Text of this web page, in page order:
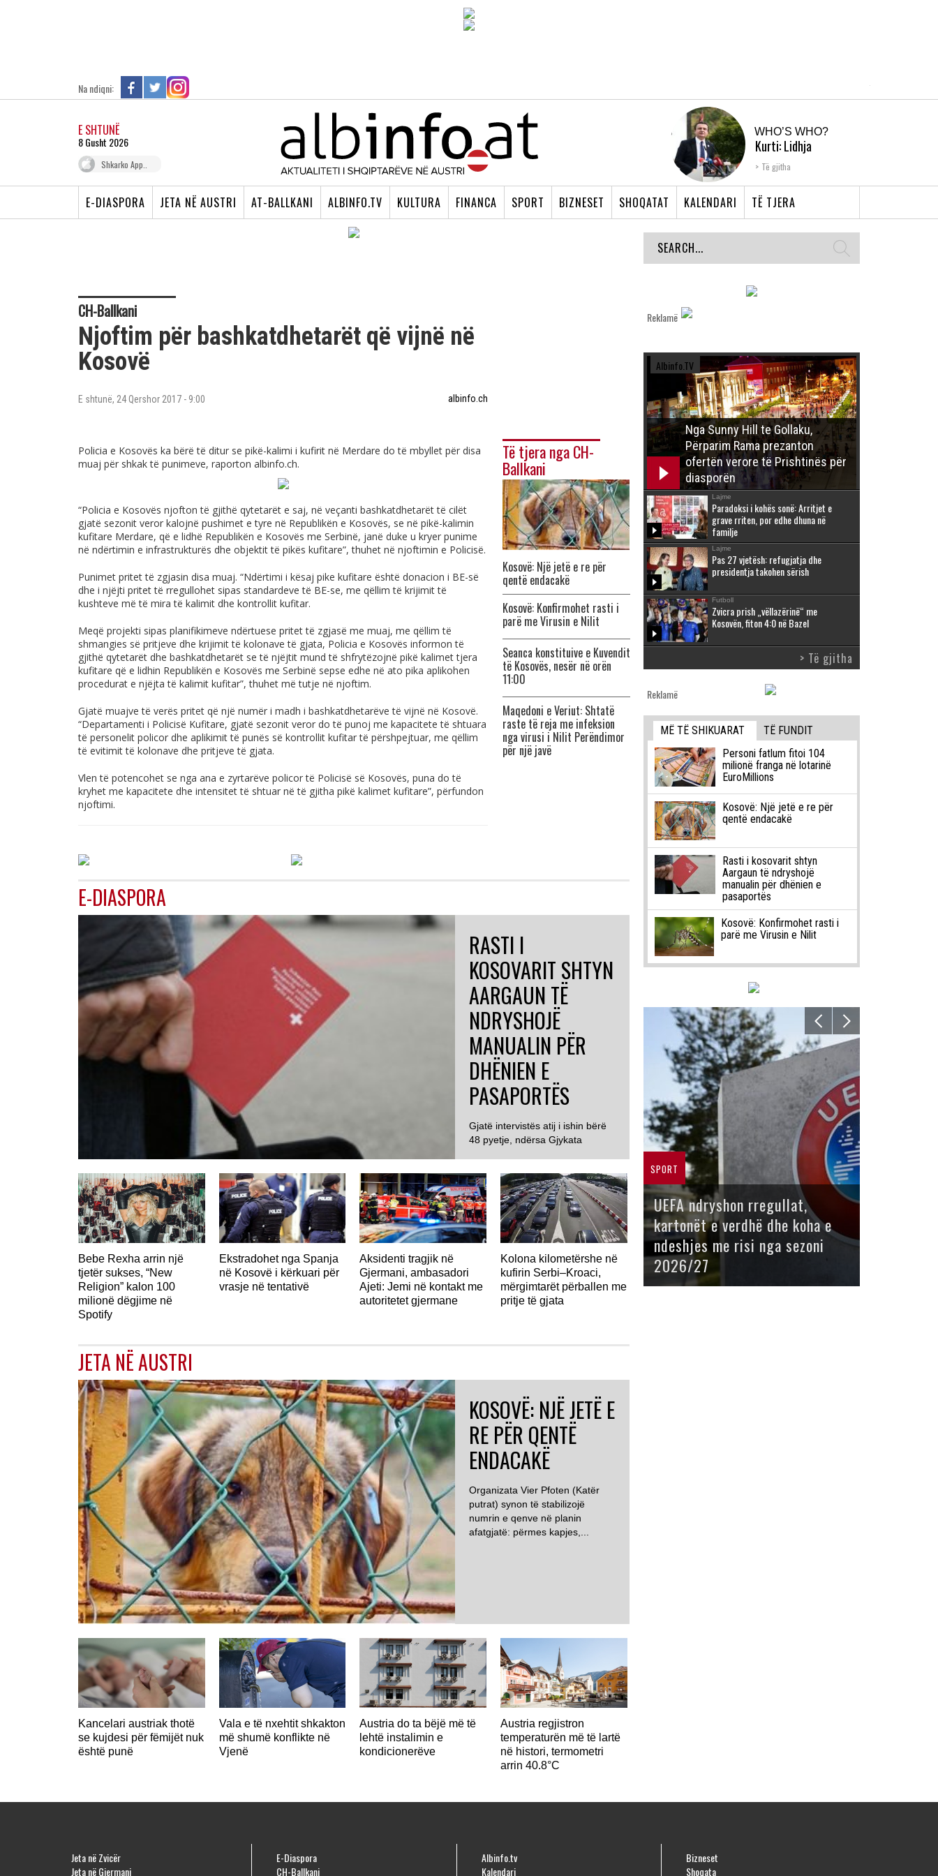
Na ndiqni:
E SHTUNË
8 Gusht 2026
Shkarko App..
WHO’S WHO?
Kurti: Lidhja
Shqiptare e Prizrenit,
Të gjitha
E-DIASPORA JETA NË AUSTRI AT-BALLKANI ALBINFO.TV KULTURA FINANCA SPORT BIZNESET SHOQATAT KALENDARI TË TJERA
CH-Ballkani
Njoftim për bashkatdhetarët që vijnë në
Kosovë
E shtunë, 24 Qershor 2017 - 9:00 albinfo.ch
Policia e Kosovës ka bërë të ditur se pikë-kalimi i kufirit në Merdare do të mbyllet për disa
muaj për shkak të punimeve, raporton albinfo.ch.
“Policia e Kosovës njofton të gjithë qytetarët e saj, në veçanti bashkatdhetarët të cilët
gjatë sezonit veror kalojnë pushimet e tyre në Republikën e Kosovës, se në pikë-kalimin
kufitare Merdare, që e lidhë Republikën e Kosovës me Serbinë, janë duke u kryer punime
në ndërtimin e infrastrukturës dhe objektit të pikës kufitare”, thuhet në njoftimin e Policisë.
Punimet pritet të zgjasin disa muaj. “Ndërtimi i kësaj pike kufitare është donacion i BE-së
dhe i njëjti pritet të rregullohet sipas standardeve të BE-se, me qëllim të krijimit të
kushteve më të mira të kalimit dhe kontrollit kufitar.
Meqë projekti sipas planifikimeve ndërtuese pritet të zgjasë me muaj, me qëllim të
shmangies së pritjeve dhe krijimit të kolonave të gjata, Policia e Kosovës informon të
gjithë qytetarët dhe bashkatdhetarët se të njëjtit mund të shfrytëzojnë pikë kalimet tjera
kufitare që e lidhin Republikën e Kosovës me Serbinë sepse edhe në ato pika aplikohen
procedurat e njëjta të kalimit kufitar”, thuhet më tutje në njoftim.
Gjatë muajve të verës pritet që një numër i madh i bashkatdhetarëve të vijnë në Kosovë.
“Departamenti i Policisë Kufitare, gjatë sezonit veror do të punoj me kapacitete të shtuara
të personelit policor dhe aplikimit të punës së kontrollit kufitar të përshpejtuar, me qëllim
të evitimit të kolonave dhe pritjeve të gjata.
Vlen të potencohet se nga ana e zyrtarëve policor të Policisë së Kosovës, puna do të
kryhet me kapacitete dhe intensitet të shtuar në të gjitha pikë kalimet kufitare”, përfundon
njoftimi.
Të tjera nga CH-
Ballkani
Kosovë: Një jetë e re për
qentë endacakë
Kosovë: Konfirmohet rasti i
parë me Virusin e Nilit
Seanca konstituive e Kuvendit
të Kosovës, nesër në orën
11:00
Maqedoni e Veriut: Shtatë
raste të reja me infeksion
nga virusi i Nilit Perëndimor
për një javë
E-DIASPORA
RASTI I
KOSOVARIT SHTYN
AARGAUN TË
NDRYSHOJË
MANUALIN PËR
DHËNIEN E
PASAPORTËS
Gjatë intervistës atij i ishin bërë
48 pyetje, ndërsa Gjykata
Bebe Rexha arrin një
tjetër sukses, “New
Religion” kalon 100
milionë dëgjime në
Spotify
Ekstradohet nga Spanja
në Kosovë i kërkuari për
vrasje në tentativë
Aksidenti tragjik në
Gjermani, ambasadori
Ajeti: Jemi në kontakt me
autoritetet gjermane
Kolona kilometërshe në
kufirin Serbi–Kroaci,
mërgimtarët përballen me
pritje të gjata
JETA NË AUSTRI
KOSOVË: NJË JETË E
RE PËR QENTË
ENDACAKË
Organizata Vier Pfoten (Katër
putrat) synon të stabilizojë
numrin e qenve në planin
afatgjatë: përmes kapjes,...
Kancelari austriak thotë
se kujdesi për fëmijët nuk
është punë
Vala e të nxehtit shkakton
më shumë konflikte në
Vjenë
Austria do ta bëjë më të
lehtë instalimin e
kondicionerëve
Austria regjistron
temperaturën më të lartë
në histori, termometri
arrin 40.8°C
Reklamë
Albinfo.TV
Nga Sunny Hill te Gollaku,
Përparim Rama prezanton
ofertën verore të Prishtinës për
diasporën
Lajme
Paradoksi i kohës sonë: Arritjet e
grave rriten, por edhe dhuna në
familje
Lajme
Pas 27 vjetësh: refugjatja dhe
presidentja takohen sërish
Futboll
Zvicra prish „vëllazërinë“ me
Kosovën, fiton 4:0 në Bazel
> Të gjitha
Reklamë
MË TË SHIKUARAT
TË FUNDIT
Personi fatlum fitoi 104
milionë franga në lotarinë
EuroMillions
Kosovë: Një jetë e re për
qentë endacakë
Rasti i kosovarit shtyn
Aargaun të ndryshojë
manualin për dhënien e
pasaportës
Kosovë: Konfirmohet rasti i
parë me Virusin e Nilit
SPORT
UEFA ndryshon rregullat,
kartonët e verdhë dhe koha e
ndeshjes me risi nga sezoni
2026/27
Jeta në Zvicër
Jeta në Gjermani
E-Diaspora
CH-Ballkani
Albinfo.tv
Kalendari
Bizneset
Shoqata